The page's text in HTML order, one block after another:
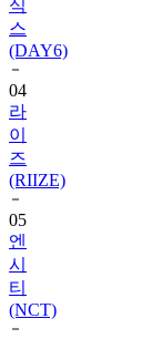
식
스
(DAY6)
04
라
이
즈
(RIIZE)
05
엔
시
티
(NCT)